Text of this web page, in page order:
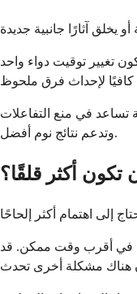
تغيير توقيت دواء واحد
تساعد في منع التفاعلات
وتدعم نتائج نوم أفضل.
أكثر قلقًا؟
في أقرب وقت ممكن. قد